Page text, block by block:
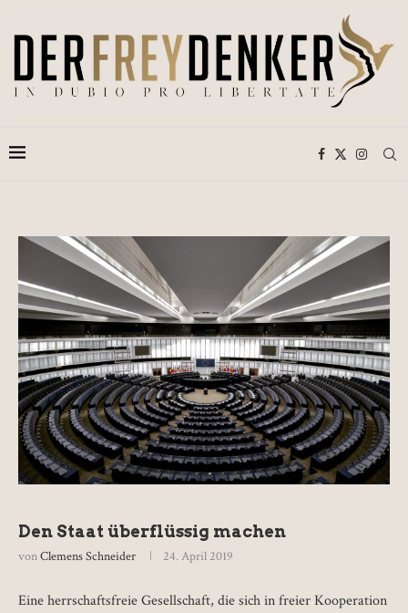
Den Staat überflüssig machen
vonClemens Schneider 24. April 2019
Eine herrschaftsfreie Gesellschaft, die sich in freier Kooperation